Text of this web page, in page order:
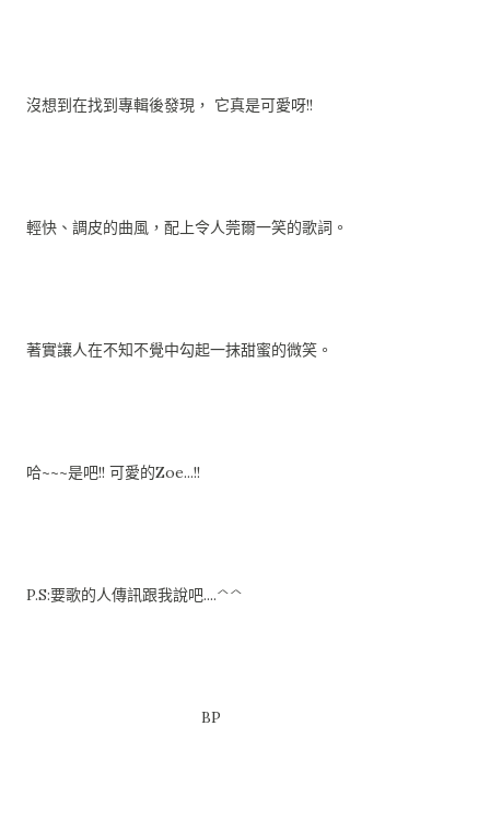
沒想到在找到專輯後發現， 它真是可愛呀!!
輕快、調皮的曲風，配上令人莞爾一笑的歌詞。
著實讓人在不知不覺中勾起一抹甜蜜的微笑。
哈~~~是吧!! 可愛的Zoe...!!
P.S:要歌的人傳訊跟我說吧....^^
BP